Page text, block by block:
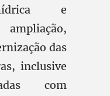
e
das
inclusive
com